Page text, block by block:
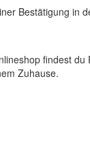
Bestätigung in
findest
Zuhause.